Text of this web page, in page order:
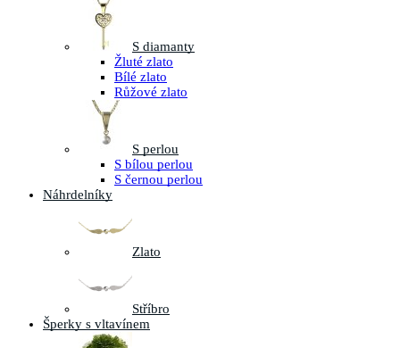
S diamanty
Žluté zlato
Bílé zlato
Růžové zlato
S perlou
S bílou perlou
S černou perlou
Náhrdelníky
Zlato
Stříbro
Šperky s vltavínem